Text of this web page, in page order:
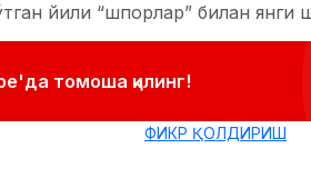
йили “шпорлар” билан янги
томоша қилинг!
ФИКР ҚОЛДИРИШ